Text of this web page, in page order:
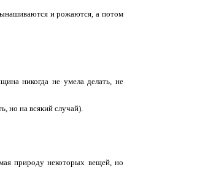
и рожаются, а потом
никогда не умела делать, не
но на всякий случай).
природу некоторых вещей, но